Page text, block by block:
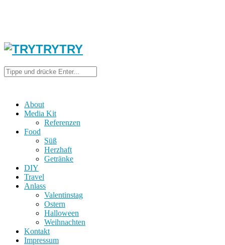
About
Media Kit
Referenzen
Food
Süß
Herzhaft
Getränke
DIY
Travel
Anlass
Valentinstag
Ostern
Halloween
Weihnachten
Kontakt
Impressum